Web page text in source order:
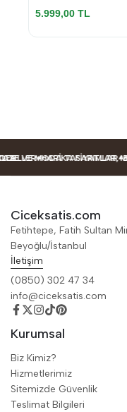
5.999,00 TL
HARIKA FIYATLAR,
VE MODA TASARIMLAR
Ciceksatis.com
Fetihtepe, Fatih Sultan
Beyoğlu/İstanbul
İletişim
(0850) 302 47 34
info@ciceksatis.com
Kurumsal
Biz Kimiz?
Hizmetlerimiz
Sitemizde Güvenlik
Teslimat Bilgileri